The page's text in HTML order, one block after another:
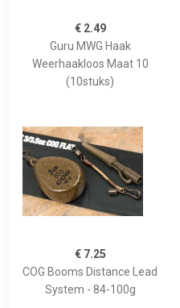
€ 2.49
Guru MWG Haak
Weerhaakloos Maat 10
(10stuks)
€ 7.25
COG Booms Distance Lead
System - 84-100g